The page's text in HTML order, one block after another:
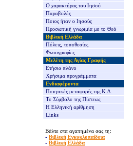
Ο χαρακτήρας του Ιησού
Παραβολές
Ποιος ήταν ο Ιησούς
Προσωπική γνωριμία με το Θεό
Βιβλική Ελλάδα
Πόλεις, τοποθεσίες
Φωτογραφίες
Μελέτη της Αγίας Γραφής
Ετήσιο πλάνο
Χρήσιμα προγράμματα
Ενδιαφέροντα
Ποιητικές μεταφορές της Κ.Δ.
Το Σύμβολο της Πίστεως
Η Ελληνική αρίθμηση
Links
Βάλτε στα αγαπημένα σας τη:
- Βιβλική Εγκυκλοπαίδεια
- Βιβλική Ελλάδα